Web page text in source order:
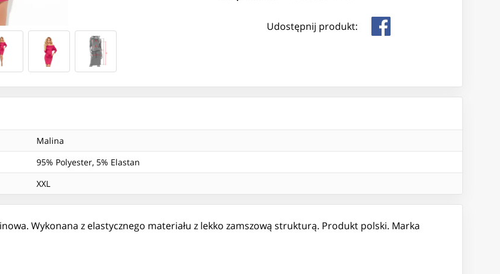
Udostępnij produkt:
Malina
95% Polyester, 5% Elastan
XXL
Wykonana z elastycznego materiału z lekko zamszową strukturą. Produkt polski. Marka